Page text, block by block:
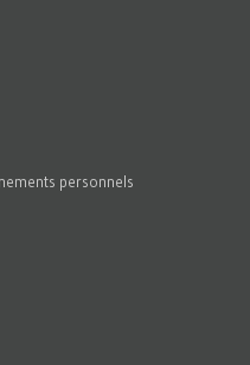
personnels